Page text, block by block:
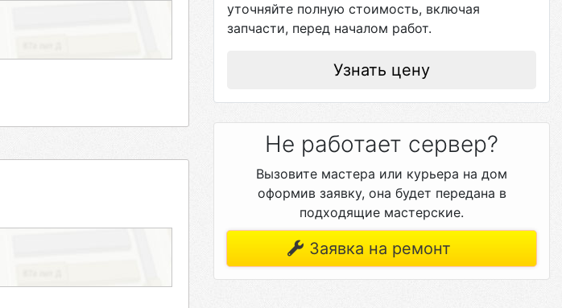
уточняйте полную стоимость, включая
запчасти, перед началом работ.
Узнать цену
Не работает сервер?
Вызовите мастера или курьера на дом
оформив заявку, она будет передана в
подходящие мастерские.
Заявка на ремонт